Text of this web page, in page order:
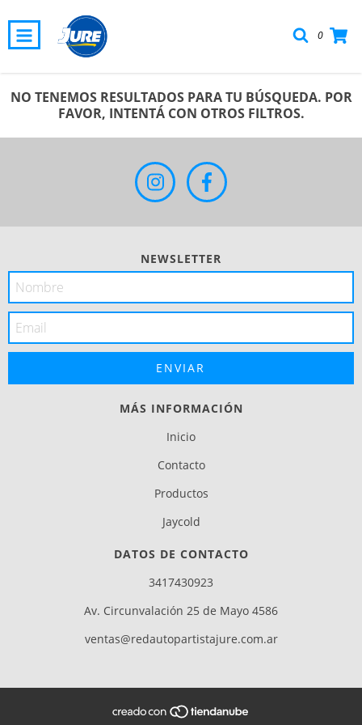
0
NO TENEMOS RESULTADOS PARA TU BÚSQUEDA. POR
FAVOR, INTENTÁ CON OTROS FILTROS.
NEWSLETTER
MÁS INFORMACIÓN
Inicio
Contacto
Productos
Jaycold
DATOS DE CONTACTO
3417430923
Av. Circunvalación 25 de Mayo 4586
ventas@redautopartistajure.com.ar